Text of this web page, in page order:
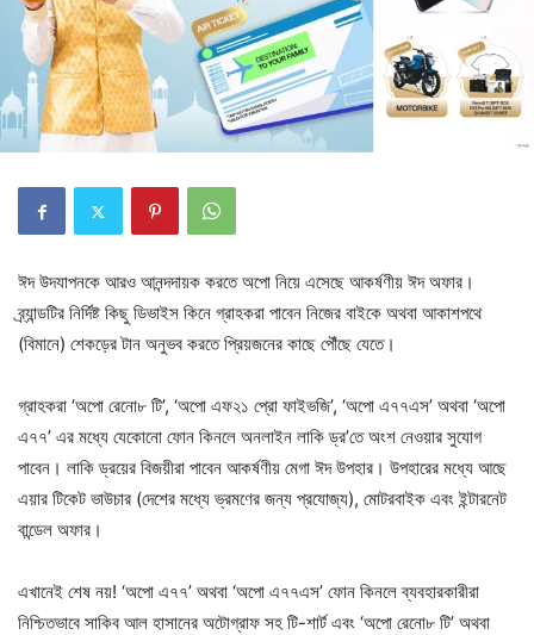
ঈদ উদযাপনকে আরও আনন্দদায়ক করতে অপো নিয়ে এসেছে আকর্ষণীয় ঈদ অফার।
ব্র্যান্ডটির নির্দিষ্ট কিছু ডিভাইস কিনে গ্রাহকরা পাবেন নিজের বাইকে অথবা আকাশপথে
(বিমানে) শেকড়ের টান অনুভব করতে প্রিয়জনের কাছে পৌঁছে যেতে।
গ্রাহকরা ‘অপো রেনো৮ টি’, ‘অপো এফ২১ প্রো ফাইভজি’, ‘অপো এ৭৭এস’ অথবা ‘অপো
এ৭৭’ এর মধ্যে যেকোনো ফোন কিনলে অনলাইন লাকি ড্র’তে অংশ নেওয়ার সুযোগ
পাবেন। লাকি ড্রয়ের বিজয়ীরা পাবেন আকর্ষণীয় মেগা ঈদ উপহার। উপহারের মধ্যে আছে
এয়ার টিকেট ভাউচার (দেশের মধ্যে ভ্রমণের জন্য প্রযোজ্য), মোটরবাইক এবং ইন্টারনেট
বান্ডেল অফার।
এখানেই শেষ নয়! ‘অপো এ৭৭’ অথবা ‘অপো এ৭৭এস’ ফোন কিনলে ব্যবহারকারীরা
নিশ্চিতভাবে সাকিব আল হাসানের অটোগ্রাফ সহ টি-শার্ট এবং ‘অপো রেনো৮ টি’ অথবা